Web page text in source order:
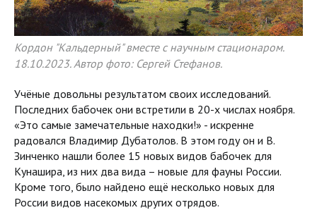
Кордон "Кальдерный" вместе с научным стационаром.
18.10.2023. Автор фото: Сергей Стефанов.
Учёные довольны результатом своих исследований.
Последних бабочек они встретили в 20-х числах ноября.
«Это самые замечательные находки!» - искренне
радовался Владимир Дубатолов. В этом году он и В.
Зинченко нашли более 15 новых видов бабочек для
Кунашира, из них два вида – новые для фауны России.
Кроме того, было найдено ещё несколько новых для
России видов насекомых других отрядов.